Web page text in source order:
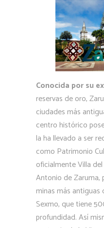
Conocida por su
reservas de oro,
ciudades más
centro histórico
la ha llevado a ser
como Patrimonio
oficialmente Villa
Antonio de Zaruma,
minas más antiguas
Sexmo, que tiene
profundidad. Así